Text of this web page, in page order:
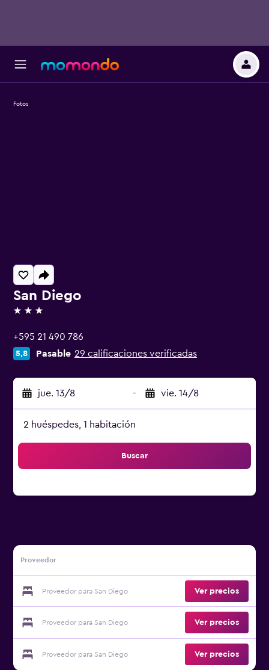
San Diego
3 estrellas
+595 21 490 786
5,8 Pasable 29 calificaciones verificadas
jue. 13/8 - vie. 14/8
2 huéspedes, 1 habitación
Buscar
Proveedor
Proveedor para San Diego Ver precios
Proveedor para San Diego Ver precios
Proveedor para San Diego Ver precios
Fotos